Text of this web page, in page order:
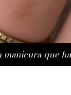
manicura que